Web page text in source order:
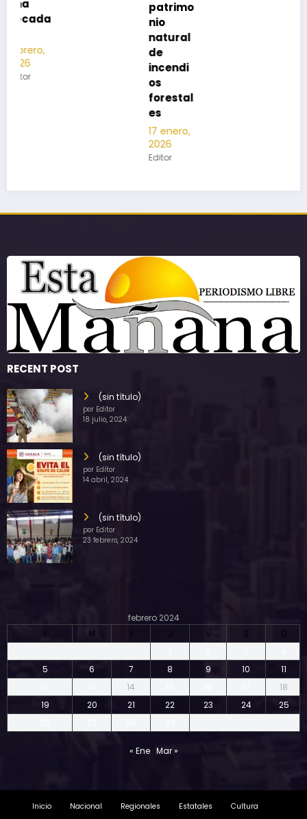
RECENT POST
(sin título)
por Editor
18 julio, 2024
(sin título)
por Editor
14 abril, 2024
(sin título)
por Editor
23 febrero, 2024
febrero 2024
L
M X J V S
D
5
6 7 8 9 10
11
14
18
19
20 21 22 23 24
25
« Ene Mar »
Inicio Nacional Regionales Estatales Cultura